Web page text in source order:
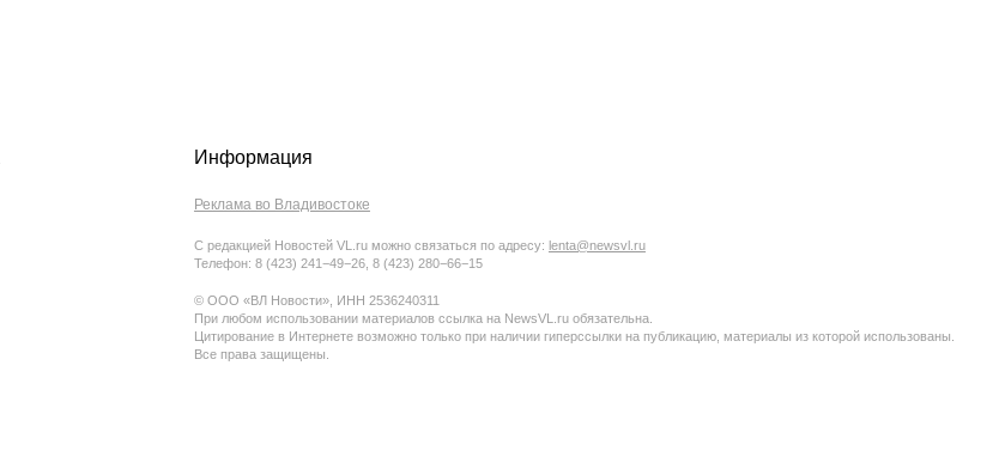
Информация
Реклама во Владивостоке
С редакцией Новостей VL.ru можно связаться по адресу: lenta@newsvl.ru
Телефон: 8 (423) 241−49−26, 8 (423) 280−66−15
© ООО «ВЛ Новости», ИНН 2536240311
При любом использовании материалов ссылка на NewsVL.ru обязательна.
Цитирование в Интернете возможно только при наличии гиперссылки на публикацию, материалы из которой использованы.
Все права защищены.